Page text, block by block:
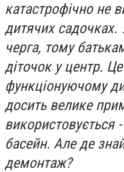
катастрофічно не
дитячих
черга, тому
діточок у центр.
функціонуючому
досить велике
використовується
басейн. Але де
демонтаж?